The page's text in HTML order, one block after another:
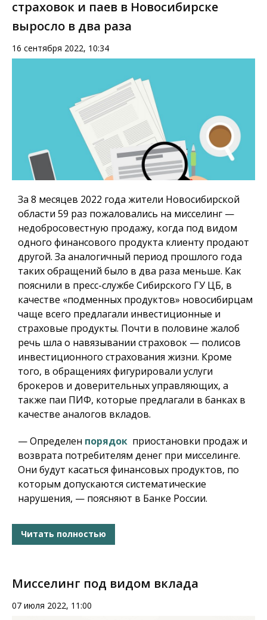
страховок и паев в Новосибирске
выросло в два раза
16 сентября 2022, 10:34
За 8 месяцев 2022 года жители Новосибирской
области 59 раз пожаловались на мисселинг —
недобросовестную продажу, когда под видом
одного финансового продукта клиенту продают
другой. За аналогичный период прошлого года
таких обращений было в два раза меньше. Как
пояснили в пресс-службе Сибирского ГУ ЦБ, в
качестве «подменных продуктов» новосибирцам
чаще всего предлагали инвестиционные и
страховые продукты. Почти в половине жалоб
речь шла о навязывании страховок — полисов
инвестиционного страхования жизни. Кроме
того, в обращениях фигурировали услуги
брокеров и доверительных управляющих, а
также паи ПИФ, которые предлагали в банках в
качестве аналогов вкладов.
— Определен порядок приостановки продаж и
возврата потребителям денег при мисселинге.
Они будут касаться финансовых продуктов, по
которым допускаются систематические
нарушения, — поясняют в Банке России.
Читать полностью
Мисселинг под видом вклада
07 июля 2022, 11:00